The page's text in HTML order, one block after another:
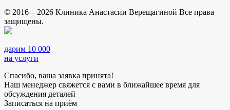
© 2016—2026 Клиника Анастасии Верещагиной Все права
защищены.
дарим 10 000
на услуги
Спасибо, ваша заявка принята!
Наш менеджер свяжется с вами в ближайшее время для
обсуждения деталей
Записаться на приём